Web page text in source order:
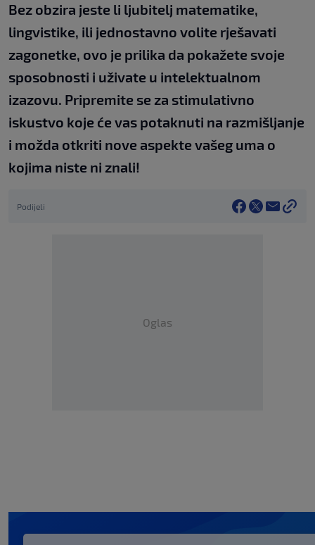
Bez obzira jeste li ljubitelj matematike,
lingvistike, ili jednostavno volite rješavati
zagonetke, ovo je prilika da pokažete svoje
sposobnosti i uživate u intelektualnom
izazovu. Pripremite se za stimulativno
iskustvo koje će vas potaknuti na razmišljanje
i možda otkriti nove aspekte vašeg uma o
kojima niste ni znali!
Podijeli
Oglas